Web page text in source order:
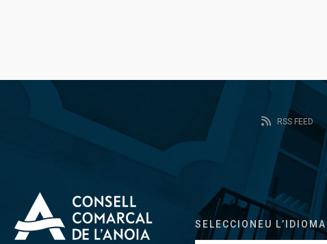
RSS FEED
SELECCIONEU L’IDIOMA